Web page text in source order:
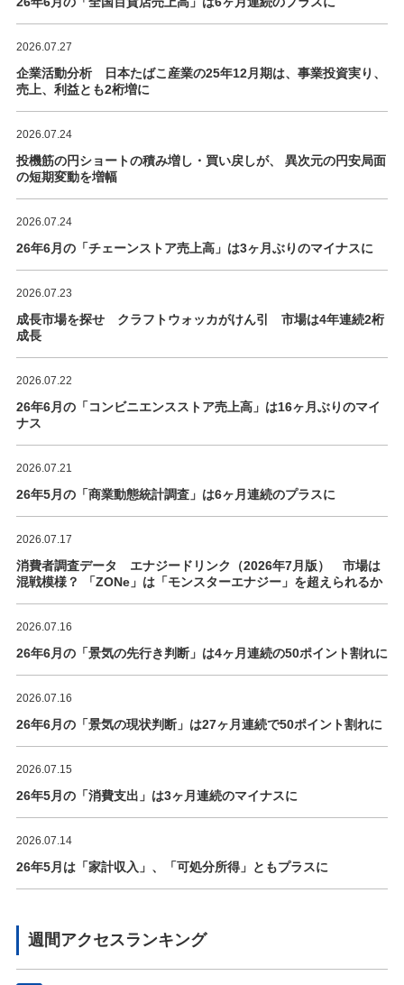
2026.07.27
企業活動分析 日本たばこ産業の25年12月期は、事業投資実り、
売上、利益とも2桁増に
2026.07.24
投機筋の円ショートの積み増し・買い戻しが、 異次元の円安局面
の短期変動を増幅
2026.07.24
26年6月の「チェーンストア売上高」は3ヶ月ぶりのマイナスに
2026.07.23
成長市場を探せ クラフトウォッカがけん引 市場は4年連続2桁
成長
2026.07.22
26年6月の「コンビニエンスストア売上高」は16ヶ月ぶりのマイ
ナス
2026.07.21
26年5月の「商業動態統計調査」は6ヶ月連続のプラスに
2026.07.17
消費者調査データ エナジードリンク（2026年7月版） 市場は
混戦模様？ 「ZONe」は「モンスターエナジー」を超えられるか
2026.07.16
26年6月の「景気の先行き判断」は4ヶ月連続の50ポイント割れに
2026.07.16
26年6月の「景気の現状判断」は27ヶ月連続で50ポイント割れに
2026.07.15
26年5月の「消費支出」は3ヶ月連続のマイナスに
2026.07.14
26年5月は「家計収入」、「可処分所得」ともプラスに
週間アクセスランキング